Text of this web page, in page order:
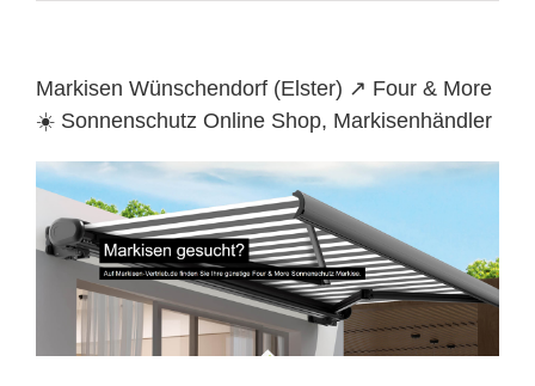
Markisen Wünschendorf (Elster) ↗️ Four & More
☀️ Sonnenschutz Online Shop, Markisenhändler